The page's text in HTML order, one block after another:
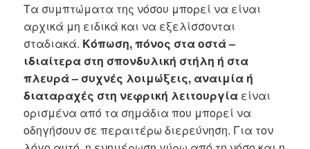
Τα συμπτώματα της νόσου μπορεί να είναι
αρχικά μη ειδικά και να εξελίσσονται
σταδιακά. Κόπωση, πόνος στα οστά –
ιδιαίτερα στη σπονδυλική στήλη ή στα
πλευρά – συχνές λοιμώξεις, αναιμία ή
διαταραχές στη νεφρική λειτουργία είναι
ορισμένα από τα σημάδια που μπορεί να
οδηγήσουν σε περαιτέρω διερεύνηση. Για τον